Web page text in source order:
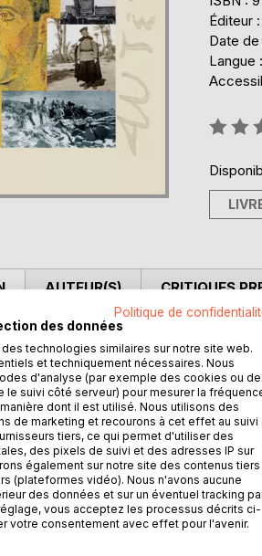
Éditeur
Date de
Langue
quercinoises, Raymond Miquel (1914
après une âpre jeu-nesse passée
et reçoit le baptême du feu à 18 ans
de puits incertains sous les tirs des
part à la Bataille de France.
déporté en Ukraine. Rapatrié, il
années où il a souffert de la soif
sombres de son existence. Ses
ses engagements et qui peu avant
pas connu mon père et de n’avoir pu
AUTEUR(S) CRITIQUES
Politique de
des données
technologies similaires sur notre site web.
et techniquement nécessaires. Nous
d'analyse (par exemple des cookies ou
le suivi côté serveur) pour mesurer la
dont il est utilisé. Nous utilisons des
de marketing et recourons à cet effet au suivi
tiers, ce qui permet d'utiliser des
des pixels de suivi et des adresses IP sur
également sur notre site des contenus tiers
(plateformes vidéo). Nous n'avons aucune
des données et sur un éventuel tracking
vous acceptez les processus décrits ci-
votre consentement avec effet pour l'avenir.